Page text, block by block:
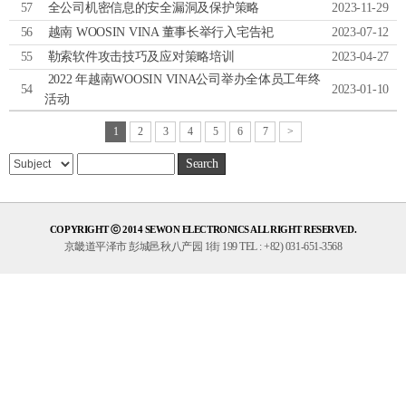
57
全公司机密信息的安全漏洞及保护策略
2023-11-29
56
越南 WOOSIN VINA 董事长举行入宅告祀
2023-07-12
55
勒索软件攻击技巧及应对策略培训 2023-04-27
54
2022 年越南WOOSIN VINA公司举办全体员工年终
活动
2023-01-10
1 2 3 4 5 6 7 >
Search
COPYRIGHT ⓒ 2014 SEWON ELECTRONICS ALL RIGHT RESERVED.
京畿道平泽市 彭城邑秋八产园 1街 199 TEL : +82) 031-651-3568